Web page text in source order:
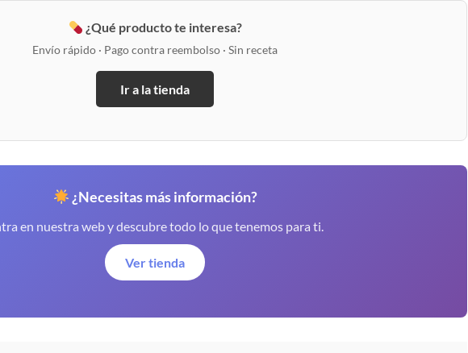
¿Qué producto te interesa?
Envío rápido · Pago contra reembolso · Sin receta
Ir a la tienda
¿Necesitas más información?
en nuestra web y descubre todo lo que tenemos para ti.
Ver tienda